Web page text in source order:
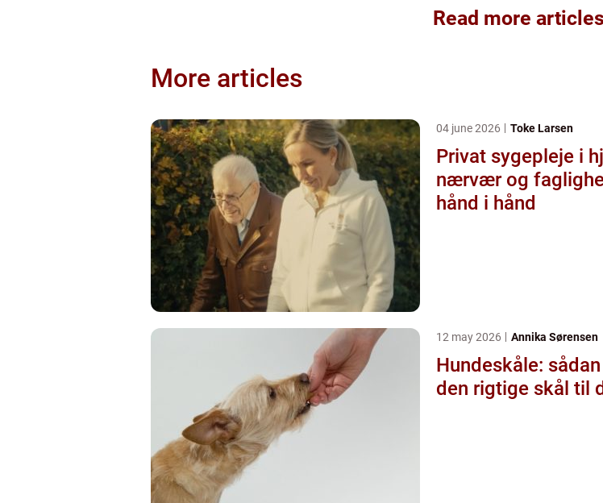
Read more
More articles
04 june 2026 Toke Larsen
Privat sygepleje i
nærvær og
hånd i hånd
12 may 2026 Annika Sørensen
Hundeskåle:
den rigtige skål til